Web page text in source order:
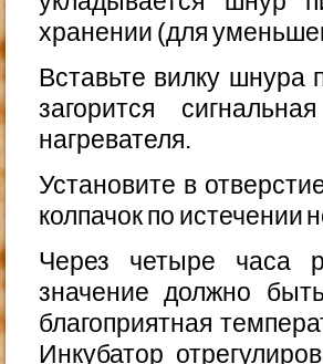
хранении (для
Вставьте вилку шнура
загорится
нагревателя.
Установите в
колпачок по истечении
Через четыре часа
значение должно
благоприятная
Инкубатор